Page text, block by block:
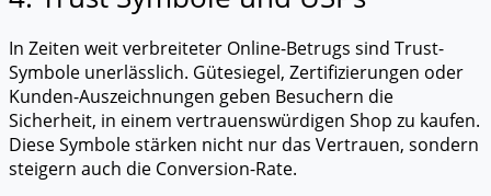
In Zeiten weit verbreiteter Online-Betrugs sind Trust-
Symbole unerlässlich. Gütesiegel, Zertifizierungen oder
Kunden-Auszeichnungen geben Besuchern die
Sicherheit, in einem vertrauenswürdigen Shop zu kaufen.
Diese Symbole stärken nicht nur das Vertrauen, sondern
steigern auch die Conversion-Rate.